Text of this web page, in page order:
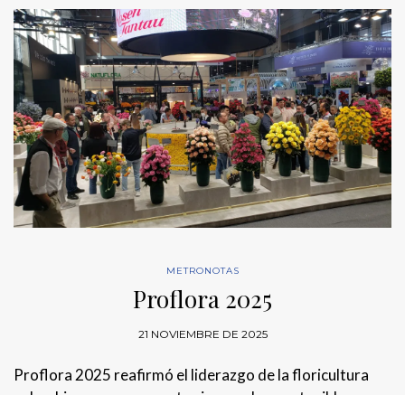
METRONOTAS
Proflora 2025
21 NOVIEMBRE DE 2025
Proflora 2025 reafirmó el liderazgo de la floricultura